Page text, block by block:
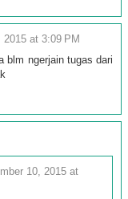
2015 at 3:09 PM
blm ngerjain tugas dari
10, 2015 at